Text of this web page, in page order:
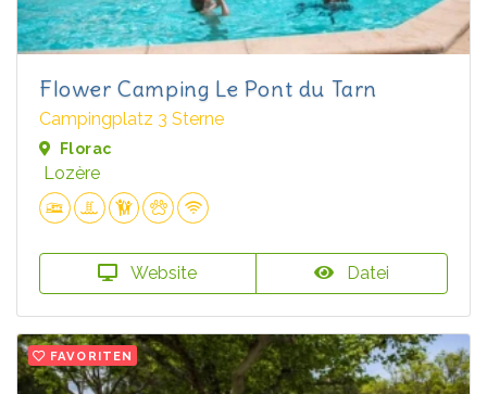
Flower Camping Le Pont du Tarn
Campingplatz 3 Sterne
Florac
Lozère
Website Datei
FAVORITEN